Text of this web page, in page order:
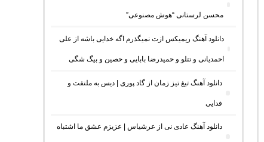
محسن لرستانی “هوش مصنوعی”
دانلود آهنگ ریمیکس ازت نمیگذرم اگه خدایی باشه از علی
احمدیانی و تتلو و حمیدرضا بابایی و حصین و بیگ شگی
دانلود آهنگ تیغ تیز زمان از گاد پوری | دیس به ملتفت و
فدایی
دانلود آهنگ عادی نی از عرشیاس | عزیزم عشق ما اشتباه